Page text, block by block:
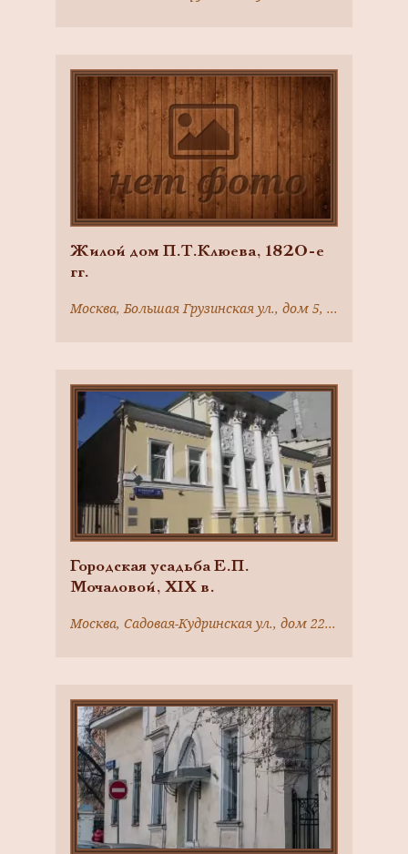
В.И. Ленин
Жилой дом П.Т.Клюева, 1820-е
гг.
Москва, Большая Грузинская ул., дом 5, строение 3
Городская усадьба Е.П.
Мочаловой, XIX в.
Москва, Садовая-Кудринская ул., дом 22, строение 1; Москва, Вспольный пер., дом 21